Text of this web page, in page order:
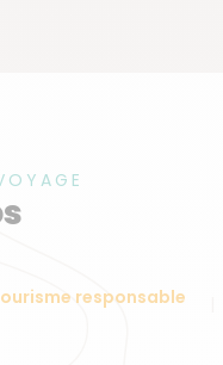
responsable